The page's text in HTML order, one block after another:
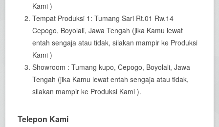
Kami )
Tempat Produksi 1: Tumang Sari Rt.01 Rw.14
Cepogo, Boyolali, Jawa Tengah (jika Kamu lewat
entah sengaja atau tidak, silakan mampir ke Produksi
Kami )
Showroom : Tumang kupo, Cepogo, Boyolali, Jawa
Tengah (jika Kamu lewat entah sengaja atau tidak,
silakan mampir ke Produksi Kami ).
Telepon Kami